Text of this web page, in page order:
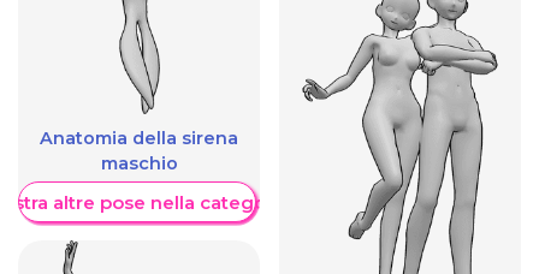
Anatomia della sirena
maschio
altre pose nella categoria